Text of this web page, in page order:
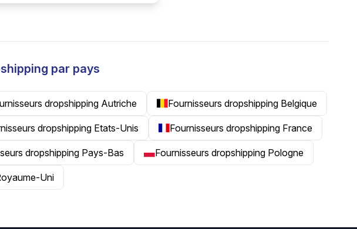
par pays
dropshipping Autriche Fournisseurs dropshipping Belgique
dropshipping Etats-Unis Fournisseurs dropshipping France
dropshipping Pays-Bas Fournisseurs dropshipping Pologne
Uni